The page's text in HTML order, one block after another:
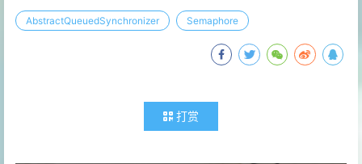
AbstractQueuedSynchronizer Semaphore
打赏